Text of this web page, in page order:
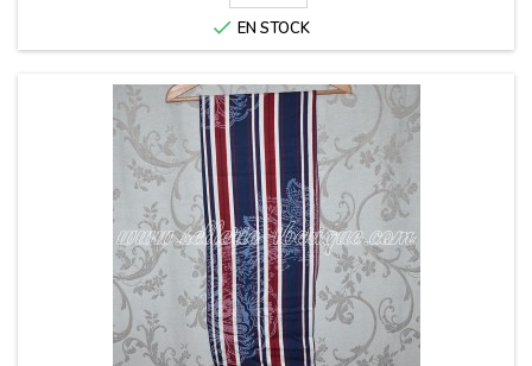
 EN STOCK